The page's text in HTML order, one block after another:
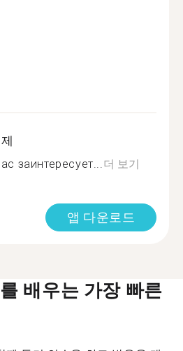
заинтересует... 더 보기
앱 다운로드
배우는 가장 빠른